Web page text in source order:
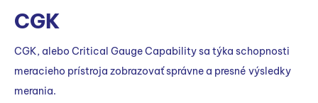
CGK
CGK, alebo Critical Gauge Capability sa týka schopnosti
meracieho prístroja zobrazovať správne a presné výsledky
merania.